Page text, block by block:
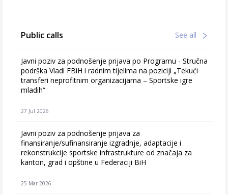
Public calls See all
Javni poziv za podnošenje prijava po Programu - Stručna
podrška Vladi FBiH i radnim tijelima na poziciji „Tekući
transferi neprofitnim organizacijama – Sportske igre
mladih“
27 Jul 2026
Javni poziv za podnošenje prijava za
finansiranje/sufinansiranje izgradnje, adaptacije i
rekonstrukcije sportske infrastrukture od značaja za
kanton, grad i opštine u Federaciji BiH
25 Mar 2026